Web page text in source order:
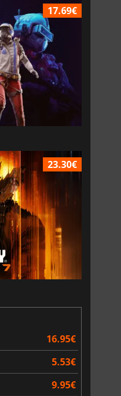
17.69€
23.30€
16.95€
5.53€
9.95€